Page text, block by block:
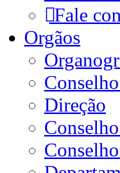
Fale
Orgãos
Direção